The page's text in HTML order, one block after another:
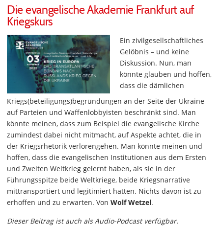
Die evangelische Akademie Frankfurt auf
Kriegskurs
Ein zivilgesellschaftliches
Gelöbnis – und keine
Diskussion. Nun, man
könnte glauben und hoffen,
dass die dämlichen
Kriegs(beteiligungs)begründungen an der Seite der Ukraine
auf Parteien und Waffenlobbyisten beschränkt sind. Man
könnte meinen, dass zum Beispiel die evangelische Kirche
zumindest dabei nicht mitmacht, auf Aspekte achtet, die in
der Kriegsrhetorik verlorengehen. Man könnte meinen und
hoffen, dass die evangelischen Institutionen aus dem Ersten
und Zweiten Weltkrieg gelernt haben, als sie in der
Führungsspitze beide Weltkriege, beide Kriegsnarrative
mittransportiert und legitimiert hatten. Nichts davon ist zu
erhoffen und zu erwarten. Von Wolf Wetzel.
Dieser Beitrag ist auch als Audio-Podcast verfügbar.